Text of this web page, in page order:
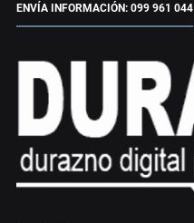
ENVÍA INFORMACIÓN: 099 961 044